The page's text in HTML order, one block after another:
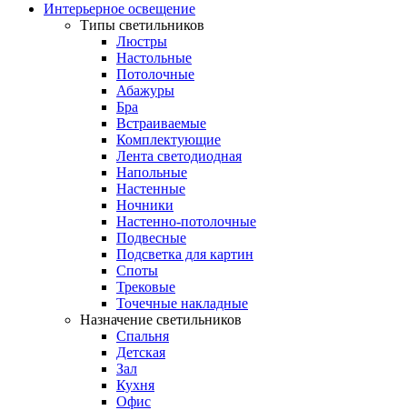
Интерьерное освещение
Типы светильников
Люстры
Настольные
Потолочные
Абажуры
Бра
Встраиваемые
Комплектующие
Лента светодиодная
Напольные
Настенные
Ночники
Настенно-потолочные
Подвесные
Подсветка для картин
Споты
Трековые
Точечные накладные
Назначение светильников
Спальня
Детская
Зал
Кухня
Офис